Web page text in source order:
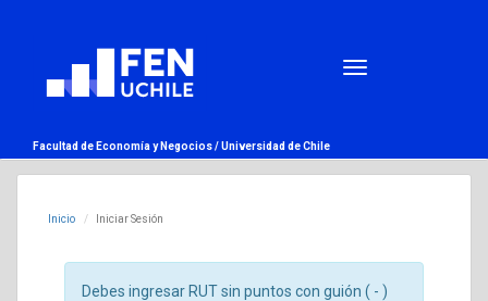
Facultad de Economía y Negocios /Universidad de Chile
Inicio Iniciar Sesión
Debes ingresar RUT sin puntos con guión ( - )